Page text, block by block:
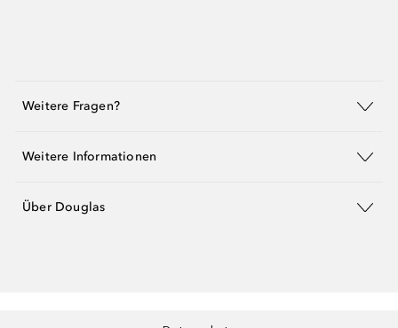
Weitere Fragen?
Weitere Informationen
Über Douglas